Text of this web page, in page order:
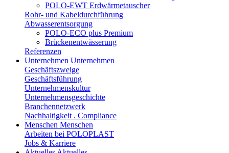
POLO-EWT Erdwärmetauscher
Rohr- und Kabeldurchführung
Abwasserentsorgung
POLO-ECO plus Premium
Brückenentwässerung
Referenzen
Unternehmen Unternehmen
Geschäftszweige
Geschäftsführung
Unternehmenskultur
Unternehmensgeschichte
Branchennetzwerk
Nachhaltigkeit . Compliance
Menschen Menschen
Arbeiten bei POLOPLAST
Jobs & Karriere